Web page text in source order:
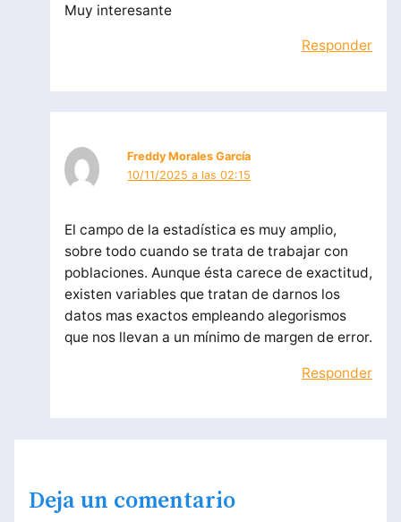
Muy interesante
Responder
Freddy Morales García
10/11/2025 a las 02:15
El campo de la estadística es muy amplio,
sobre todo cuando se trata de trabajar con
poblaciones. Aunque ésta carece de exactitud,
existen variables que tratan de darnos los
datos mas exactos empleando alegorismos
que nos llevan a un mínimo de margen de error.
Responder
Deja un comentario